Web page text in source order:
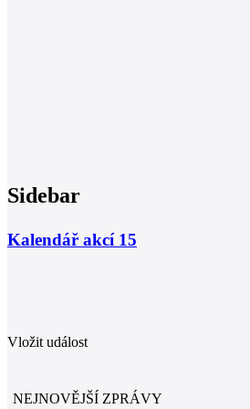
Sidebar
Kalendář akcí 15
Vložit událost
NEJNOVĚJŠÍ ZPRÁVY